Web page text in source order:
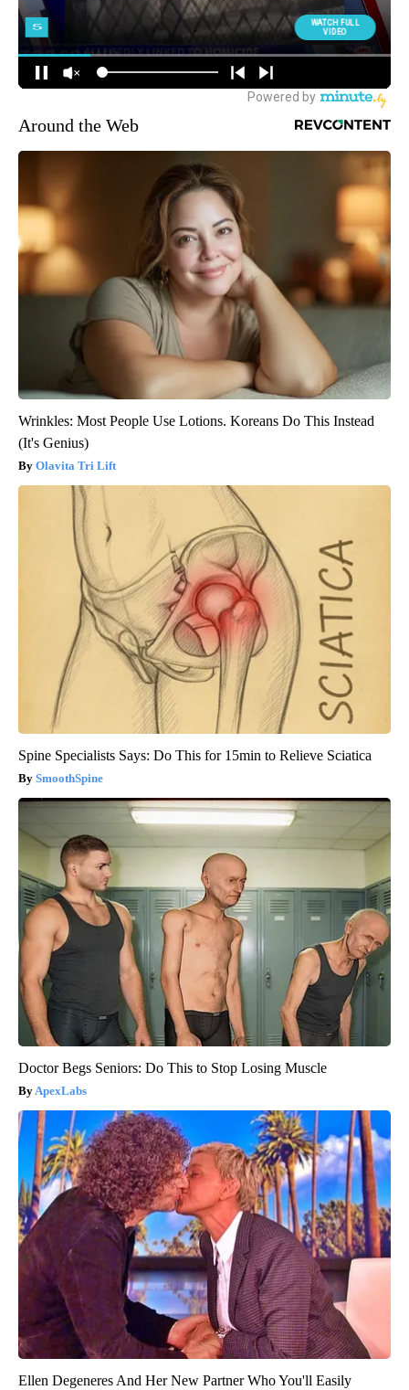
Around the Web
Wrinkles: Most People Use Lotions. Koreans Do This Instead
(It's Genius)
Olavita Tri Lift
Spine Specialists Says: Do This for 15min to Relieve Sciatica
SmoothSpine
Doctor Begs Seniors: Do This to Stop Losing Muscle
ApexLabs
Ellen Degeneres And Her New Partner Who You'll Easily